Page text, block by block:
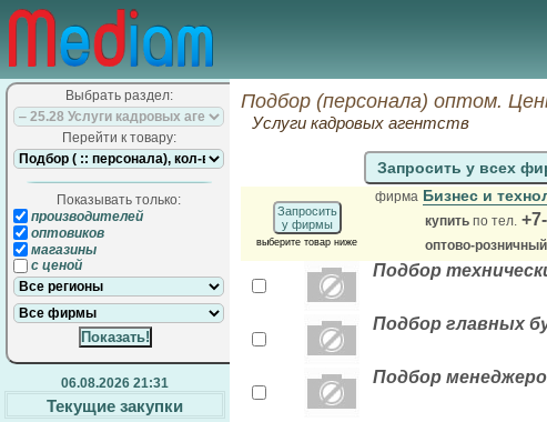
Выбрать раздел:
Перейти к товару:
Показывать только:
производителей
оптовиков
магазины
с ценой
06.08.2026 21:31
Текущие закупки
Подбор (персонала) оптом.
Услуги кадровых агентств
Запросить у всех
Запросить
у фирмы
выберите товар ниже
фирма Бизнес и
купить по тел.
оптово-
Подбор
Подбор главных
Подбор